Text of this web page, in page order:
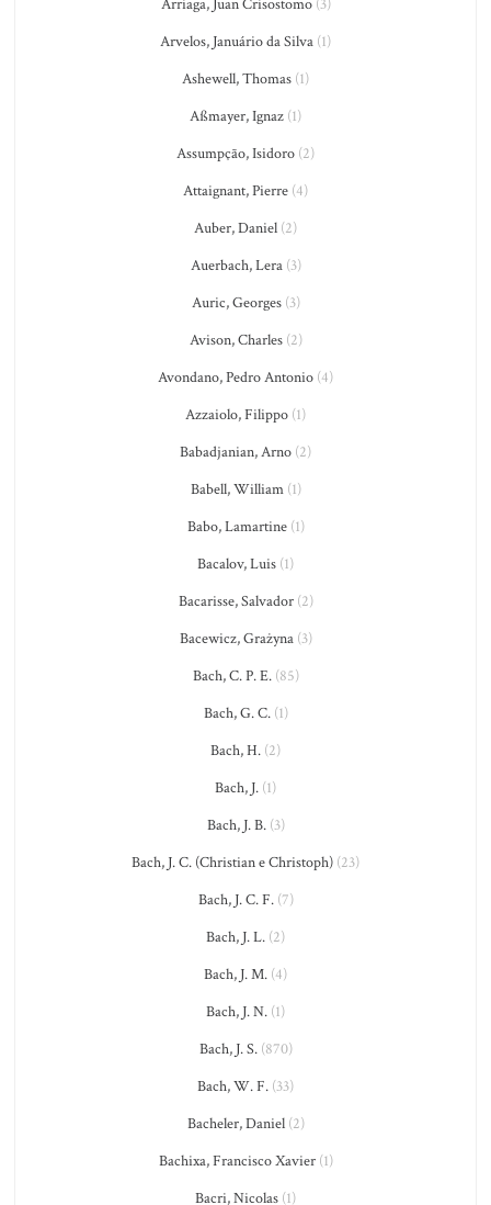
Arriaga, Juan Crisostomo(3)
Arvelos, Januário da Silva (1)
Ashewell, Thomas (1)
Aßmayer, Ignaz (1)
Assumpção, Isidoro (2)
Attaignant, Pierre (4)
Auber, Daniel (2)
Auerbach, Lera(3)
Auric, Georges(3)
Avison, Charles(2)
Avondano, Pedro Antonio (4)
Azzaiolo, Filippo (1)
Babadjanian, Arno (2)
Babell, William(1)
Babo, Lamartine(1)
Bacalov, Luis (1)
Bacarisse, Salvador(2)
Bacewicz, Grażyna(3)
Bach, C. P. E.(85)
Bach, G. C.(1)
Bach, H. (2)
Bach, J. (1)
Bach, J. B.(3)
Bach, J. C. (Christian e Christoph) (23)
Bach, J. C. F.(7)
Bach, J. L. (2)
Bach, J. M. (4)
Bach, J. N. (1)
Bach, J. S.(870)
Bach, W. F. (33)
Bacheler, Daniel(2)
Bachixa, Francisco Xavier(1)
Bacri, Nicolas (1)